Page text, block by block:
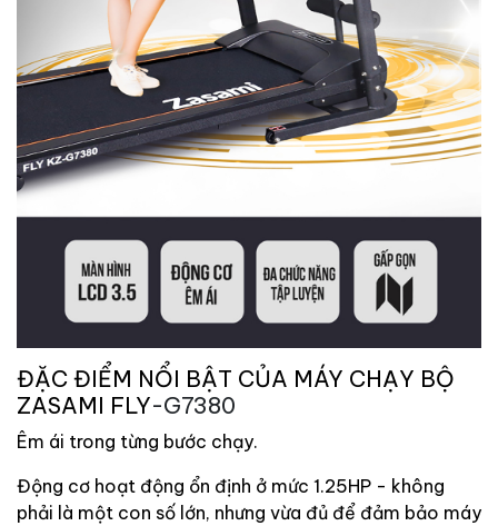
ĐẶC ĐIỂM NỔI BẬT CỦA MÁY CHẠY BỘ
ZASAMI FLY-G7380
Êm ái trong từng bước chạy.
Động cơ hoạt động ổn định ở mức 1.25HP - không
phải là một con số lớn, nhưng vừa đủ để đảm bảo máy